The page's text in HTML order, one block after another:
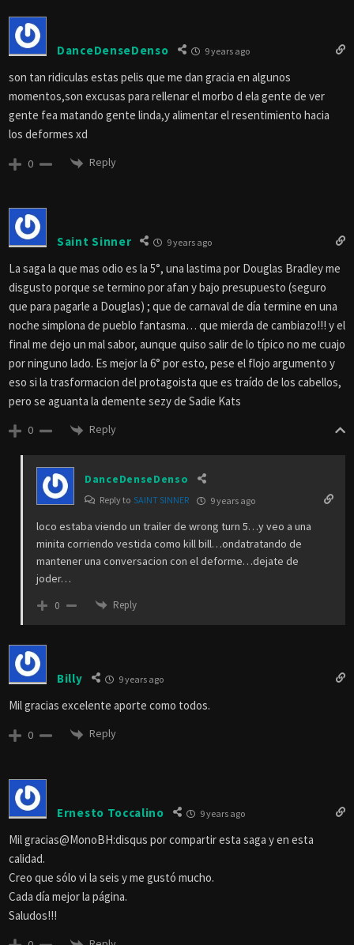
DanceDenseDenso 9 years ago
son tan ridiculas estas pelis que me dan gracia en algunos
momentos,son excusas para rellenar el morbo d ela gente de ver
gente fea matando gente linda,y alimentar el resentimiento hacia
los deformes xd
0 Reply
Saint Sinner 9 years ago
La saga la que mas odio es la 5°, una lastima por Douglas Bradley me
disgusto porque se termino por afan y bajo presupuesto (seguro
que para pagarle a Douglas) ; que de carnaval de día termine en una
noche simplona de pueblo fantasma… que mierda de cambiazo!!! y el
final me dejo un mal sabor, aunque quiso salir de lo típico no me cuajo
por ninguno lado. Es mejor la 6° por esto, pese el flojo argumento y
eso si la trasformacion del protagoista que es traído de los cabellos,
pero se aguanta la demente sezy de Sadie Kats
0 Reply
DanceDenseDenso
Reply to SAINT SINNER 9 years ago
loco estaba viendo un trailer de wrong turn 5…y veo a una
minita corriendo vestida como kill bill…ondatratando de
mantener una conversacion con el deforme…dejate de
joder…
0 Reply
Billy 9 years ago
Mil gracias excelente aporte como todos.
0 Reply
Ernesto Toccalino 9 years ago
Mil gracias@MonoBH:disqus por compartir esta saga y en esta
calidad.
Creo que sólo vi la seis y me gustó mucho.
Cada día mejor la página.
Saludos!!!